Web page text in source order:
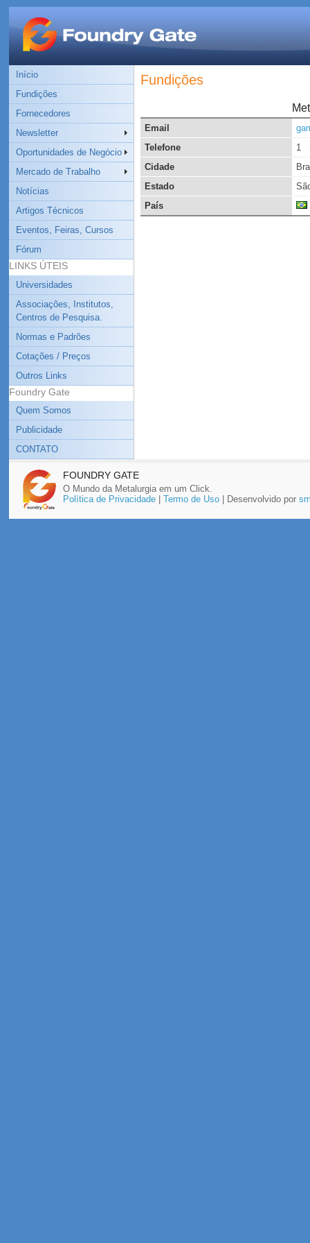
Início
Fundições
Fornecedores
Newsletter
Oportunidades de Negócio
Mercado de Trabalho
Notícias
Artigos Técnicos
Eventos, Feiras, Cursos
Fórum
LINKS ÚTEIS
Universidades
Associações, Institutos,
Centros de Pesquisa.
Normas e Padrões
Cotações / Preços
Outros Links
Foundry Gate
Quem Somos
Publicidade
CONTATO
Fundições
Email
Telefone
1
Cidade
Estado
País
FOUNDRY GATE
O Mundo da Metalurgia em um Click.
Política de Privacidade| Termo de Uso| Desenvolvido por